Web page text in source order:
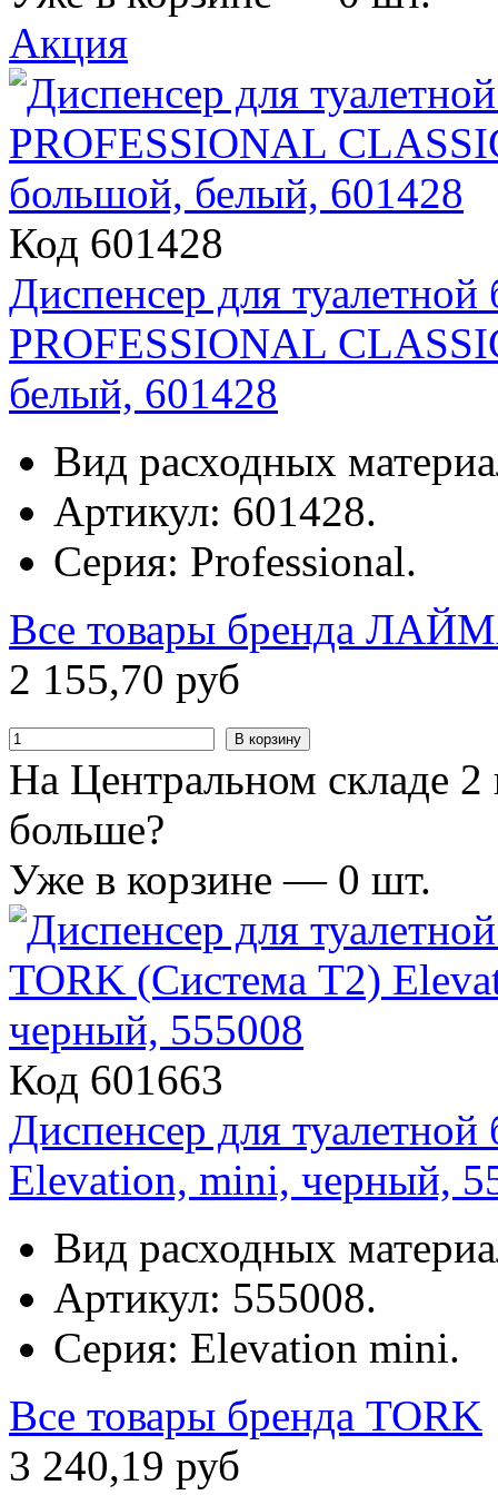
Акция
Код 601428
Диспенсер для
PROFESSIONAL
белый, 601428
Вид расходных
Артикул: 601428.
Серия: Professional.
Все товары бренда
2 155,70 руб
В корзину
На Центральном складе 2
больше?
Уже в корзине — 0 шт.
Код 601663
Диспенсер для
Elevation, mini, черный,
Вид расходных
Артикул: 555008.
Серия: Elevation mini.
Все товары бренда TORK
3 240,19 руб